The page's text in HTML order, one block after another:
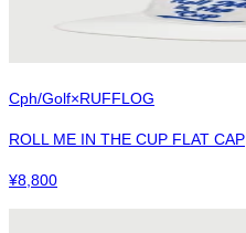
Cph/Golf×RUFFLOG
ROLL ME IN THE CUP FLAT CAP
¥8,800